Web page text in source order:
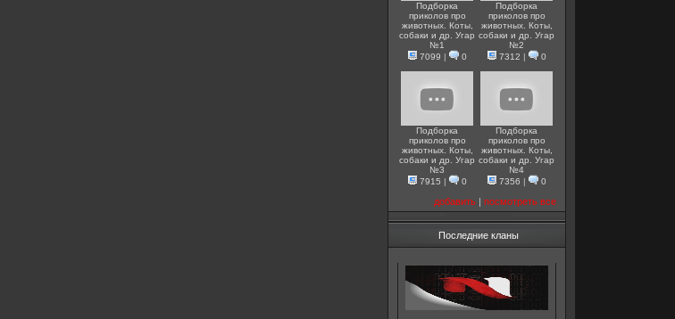
Подборка
приколов про
животных. Коты,
собаки и др. Угар
№1
7099 | 0
Подборка
приколов про
животных. Коты,
собаки и др. Угар
№2
7312 | 0
Подборка
приколов про
животных. Коты,
собаки и др. Угар
№3
7915 | 0
Подборка
приколов про
животных. Коты,
собаки и др. Угар
№4
7356 | 0
добавить | посмотреть все
Последние кланы